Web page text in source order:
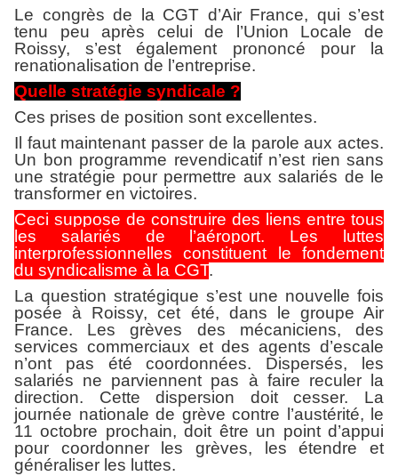
Le congrès de la CGT d’Air France, qui s’est
tenu peu après celui de l’Union Locale de
Roissy, s’est également prononcé pour la
renationalisation de l’entreprise.
Quelle stratégie syndicale ?
Ces prises de position sont excellentes.
Il faut maintenant passer de la parole aux actes.
Un bon programme revendicatif n’est rien sans
une stratégie pour permettre aux salariés de le
transformer en victoires.
Ceci suppose de construire des liens entre tous
les salariés de l’aéroport. Les luttes
interprofessionnelles constituent le fondement
du syndicalisme à la CGT.
La question stratégique s’est une nouvelle fois
posée à Roissy, cet été, dans le groupe Air
France. Les grèves des mécaniciens, des
services commerciaux et des agents d’escale
n’ont pas été coordonnées. Dispersés, les
salariés ne parviennent pas à faire reculer la
direction. Cette dispersion doit cesser. La
journée nationale de grève contre l’austérité, le
11 octobre prochain, doit être un point d’appui
pour coordonner les grèves, les étendre et
généraliser les luttes.